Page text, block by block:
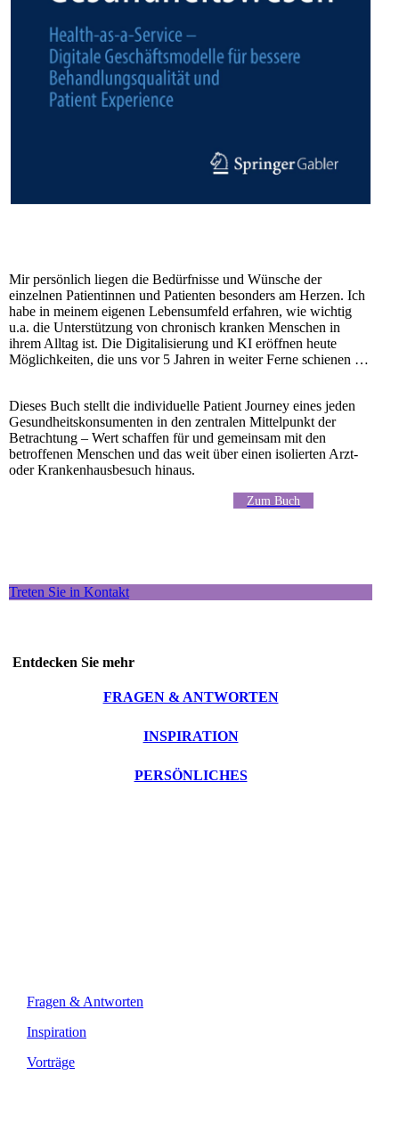
Mir persönlich liegen die Bedürfnisse und Wünsche der
einzelnen Patientinnen und Patienten besonders am Herzen. Ich
habe in meinem eigenen Lebensumfeld erfahren, wie wichtig
u.a. die Unterstützung von chronisch kranken Menschen in
ihrem Alltag ist. Die Digitalisierung und KI eröffnen heute
Möglichkeiten, die uns vor 5 Jahren in weiter Ferne schienen …
Dieses Buch stellt die individuelle Patient Journey eines jeden
Gesundheitskonsumenten in den zentralen Mittelpunkt der
Betrachtung – Wert schaffen für und gemeinsam mit den
betroffenen Menschen und das weit über einen isolierten Arzt-
oder Krankenhausbesuch hinaus.
Zum Buch
Treten Sie in Kontakt
Entdecken Sie mehr
FRAGEN & ANTWORTEN
INSPIRATION
PERSÖNLICHES
Fragen & Antworten
Inspiration
Vorträge